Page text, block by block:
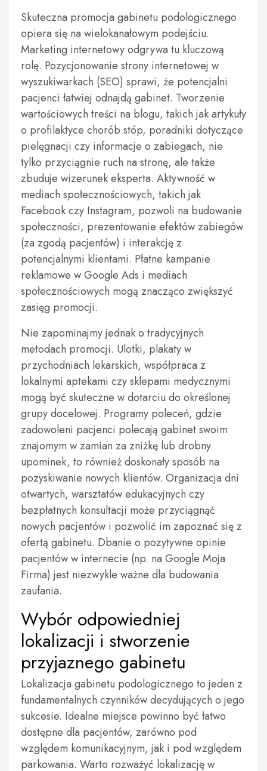
Skuteczna promocja gabinetu podologicznego
opiera się na wielokanałowym podejściu.
Marketing internetowy odgrywa tu kluczową
rolę. Pozycjonowanie strony internetowej w
wyszukiwarkach (SEO) sprawi, że potencjalni
pacjenci łatwiej odnajdą gabinet. Tworzenie
wartościowych treści na blogu, takich jak artykuły
o profilaktyce chorób stóp, poradniki dotyczące
pielęgnacji czy informacje o zabiegach, nie
tylko przyciągnie ruch na stronę, ale także
zbuduje wizerunek eksperta. Aktywność w
mediach społecznościowych, takich jak
Facebook czy Instagram, pozwoli na budowanie
społeczności, prezentowanie efektów zabiegów
(za zgodą pacjentów) i interakcję z
potencjalnymi klientami. Płatne kampanie
reklamowe w Google Ads i mediach
społecznościowych mogą znacząco zwiększyć
zasięg promocji.
Nie zapominajmy jednak o tradycyjnych
metodach promocji. Ulotki, plakaty w
przychodniach lekarskich, współpraca z
lokalnymi aptekami czy sklepami medycznymi
mogą być skuteczne w dotarciu do określonej
grupy docelowej. Programy poleceń, gdzie
zadowoleni pacjenci polecają gabinet swoim
znajomym w zamian za zniżkę lub drobny
upominek, to również doskonały sposób na
pozyskiwanie nowych klientów. Organizacja dni
otwartych, warsztatów edukacyjnych czy
bezpłatnych konsultacji może przyciągnąć
nowych pacjentów i pozwolić im zapoznać się z
ofertą gabinetu. Dbanie o pozytywne opinie
pacjentów w internecie (np. na Google Moja
Firma) jest niezwykle ważne dla budowania
zaufania.
Wybór odpowiedniej
lokalizacji i stworzenie
przyjaznego gabinetu
Lokalizacja gabinetu podologicznego to jeden z
fundamentalnych czynników decydujących o jego
sukcesie. Idealne miejsce powinno być łatwo
dostępne dla pacjentów, zarówno pod
względem komunikacyjnym, jak i pod względem
parkowania. Warto rozważyć lokalizację w